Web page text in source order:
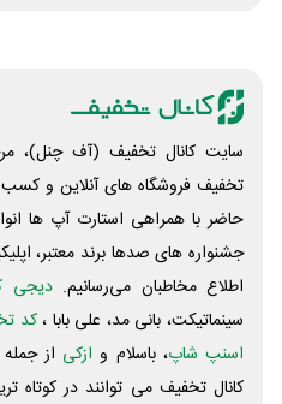
سایت کانال تخفیف (آف چنل)،
تخفیف فروشگاه های آنلاین و
حاضر با همراهی استارت آپ ها
جشنواره های صدها برند معتبر،
اطلاع مخاطبان می‌رسانیم. دیجی
سینماتیکت، بانی مد، علی‌ بابا ،کد
اسنپ شاپ، باسلام و ازکی از
کانال تخفیف می توانند در کوتاه